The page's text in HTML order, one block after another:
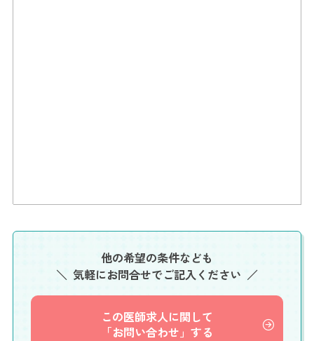
他の希望の条件なども
気軽にお問合せでご記入ください
この医師求人に関して
「お問い合わせ」する